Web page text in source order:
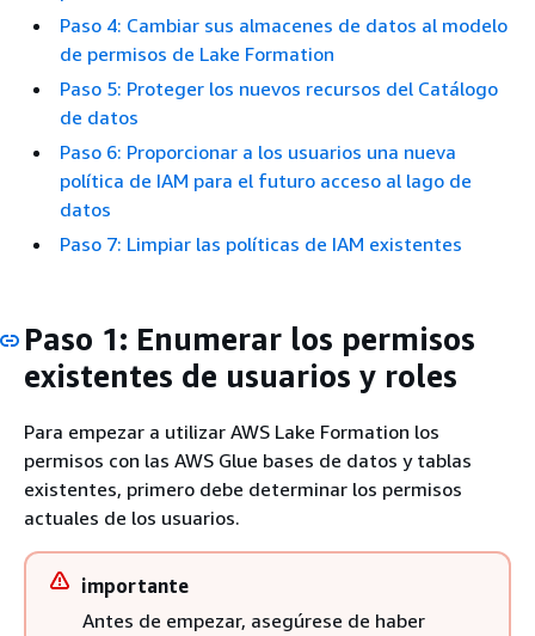
Paso 4: Cambiar sus almacenes de datos al modelo
de permisos de Lake Formation
Paso 5: Proteger los nuevos recursos del Catálogo
de datos
Paso 6: Proporcionar a los usuarios una nueva
política de IAM para el futuro acceso al lago de
datos
Paso 7: Limpiar las políticas de IAM existentes
Paso 1: Enumerar los permisos
existentes de usuarios y roles
Para empezar a utilizar AWS Lake Formation los
permisos con las AWS Glue bases de datos y tablas
existentes, primero debe determinar los permisos
actuales de los usuarios.
importante
Antes de empezar, asegúrese de haber